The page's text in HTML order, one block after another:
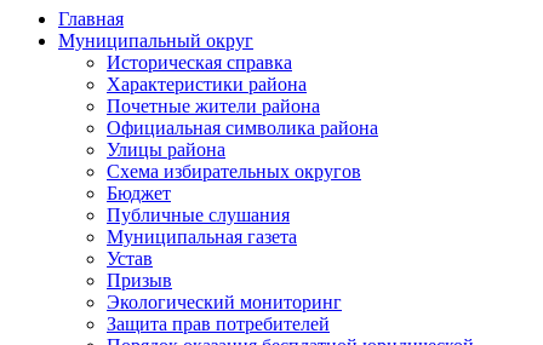
Главная
Муниципальный округ
Историческая справка
Характеристики района
Почетные жители района
Официальная символика района
Улицы района
Схема избирательных округов
Бюджет
Публичные слушания
Муниципальная газета
Устав
Призыв
Экологический мониторинг
Защита прав потребителей